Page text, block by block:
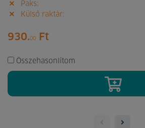
Paks:
Külső raktár:
930.00 Ft
Összehasonlítom